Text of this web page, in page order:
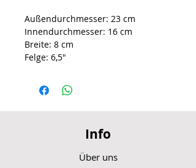
Außendurchmesser: 23 cm
Innendurchmesser: 16 cm
Breite: 8 cm
Felge: 6,5″
Info
Über uns